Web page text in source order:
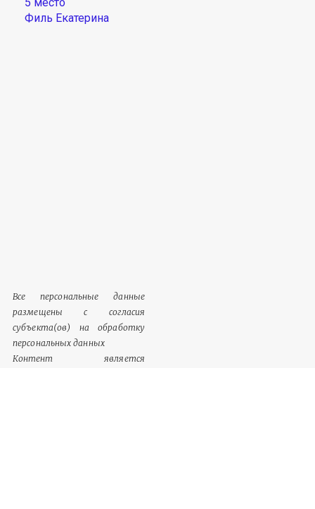
Филь Екатерина
Все персональные данные
размещены с согласия
субъекта(ов) на обработку
персональных данных
Контент является